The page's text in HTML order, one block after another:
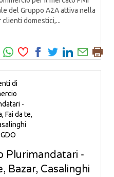
del Gruppo A2A attiva nella
domestici,...
Plurimandatari -
Bazar, Casalinghi